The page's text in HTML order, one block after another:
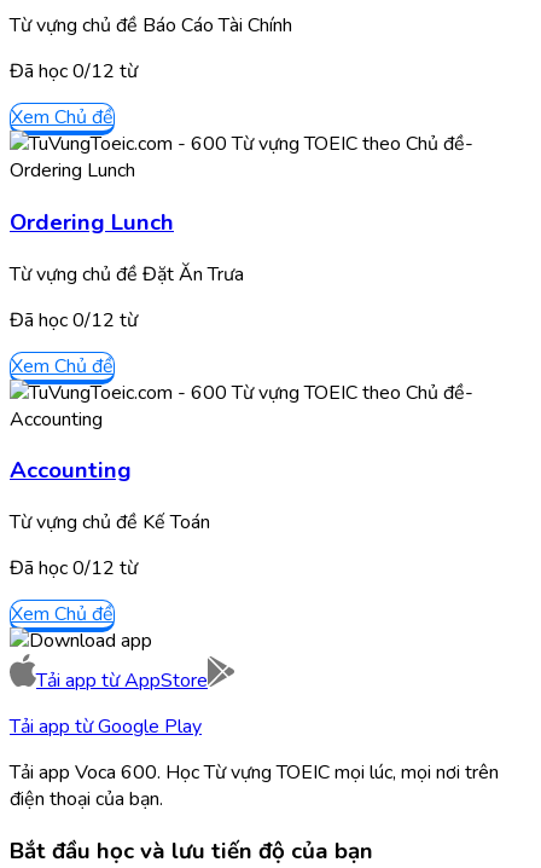
Từ vựng chủ đề Báo Cáo Tài Chính
Đã học0/12 từ
Xem Chủ đề
Ordering Lunch
Từ vựng chủ đề Đặt Ăn Trưa
Đã học0/12 từ
Xem Chủ đề
Accounting
Từ vựng chủ đề Kế Toán
Đã học0/12 từ
Xem Chủ đề
Tải app từAppStore
Tải app từGoogle Play
Tải app Voca 600. Học Từ vựng TOEIC mọi lúc, mọi nơi trên
điện thoại của bạn.
Bắt đầu học và lưu tiến độ của bạn